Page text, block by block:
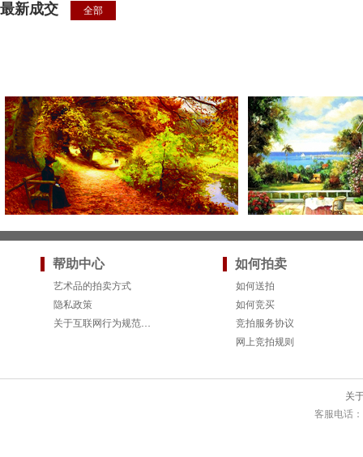
最新成交 全部
帮助中心
艺术品的拍卖方式
隐私政策
关于互联网行为规范的法律要求
如何拍卖
如何送拍
如何竞买
竞拍服务协议
网上竞拍规则
关
客服电话